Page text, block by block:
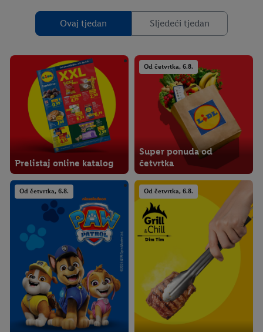
Ovaj tjedan Sljedeći tjedan
Prelistaj online katalog
Od četvrtka, 6.8.
Super ponuda od
četvrtka
Od četvrtka, 6.8. Od četvrtka, 6.8.